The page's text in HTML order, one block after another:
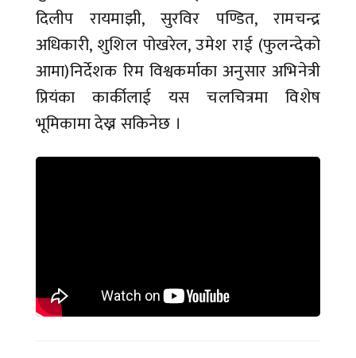
दिलीप रायमाझी, सुरविर पण्डित, रामचन्द्र
अधिकारी, शुशिल पोखरेल, उमेश राई (फुलन्देको
आमा)निर्देशक रिम विश्वकर्माका अनुसार अभिनेत्री
प्रियंका कार्कीलाई यस चलचित्रमा विशेष
भूमिकामा देख्न सकिनेछ ।